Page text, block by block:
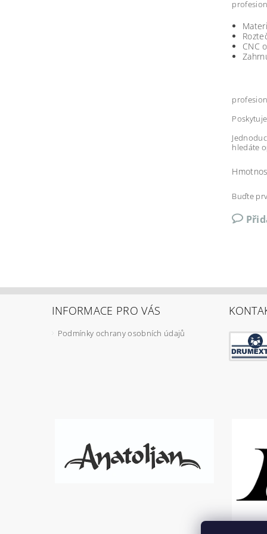
CNC
hledáte
Buďte
INFORMACE PRO VÁS
Podmínky ochrany osobních údajů